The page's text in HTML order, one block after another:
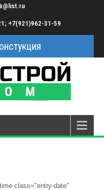
+7(921)962-31-59
class="entry-date"